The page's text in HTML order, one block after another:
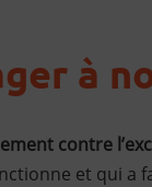
à
contre
et qui a